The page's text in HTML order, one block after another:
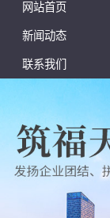
网站首页
新闻动态
联系我们